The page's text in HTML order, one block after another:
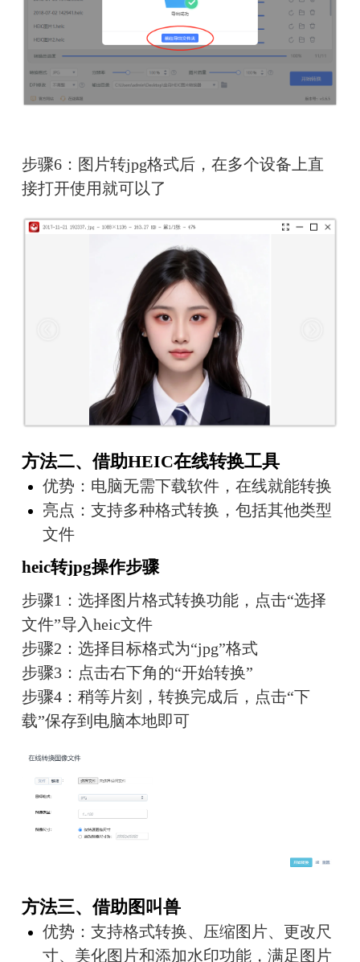
步骤6：图片转jpg格式后，在多个设备上直
接打开使用就可以了
方法二、借助HEIC在线转换工具
优势：电脑无需下载软件，在线就能转换
亮点：支持多种格式转换，包括其他类型
文件
heic转jpg操作步骤
步骤1：选择图片格式转换功能，点击“选择
文件”导入heic文件
步骤2：选择目标格式为“jpg”格式
步骤3：点击右下角的“开始转换”
步骤4：稍等片刻，转换完成后，点击“下
载”保存到电脑本地即可
方法三、借助图叫兽
优势：支持格式转换、压缩图片、更改尺
寸、美化图片和添加水印功能，满足图片